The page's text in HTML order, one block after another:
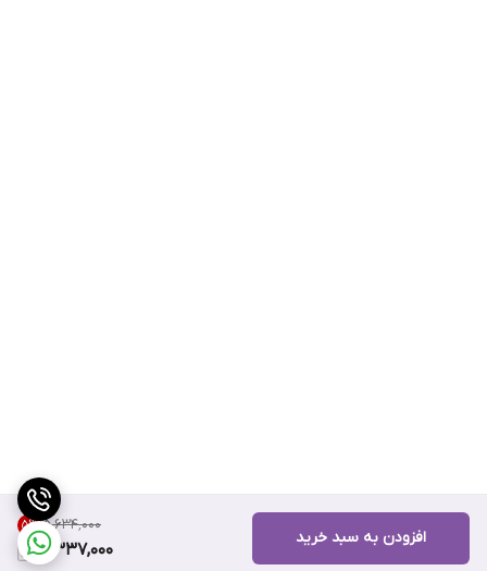
۵٬۶۳۴٬۰۰۰ 5%
5,337,000
افزودن به سبد خرید